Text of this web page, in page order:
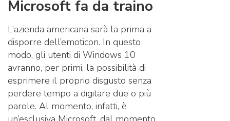
Microsoft fa da traino
L’azienda americana sarà la prima a
disporre dell’emoticon. In questo
modo, gli utenti di Windows 10
avranno, per primi, la possibilità di
esprimere il proprio disgusto senza
perdere tempo a digitare due o più
parole. Al momento, infatti, è